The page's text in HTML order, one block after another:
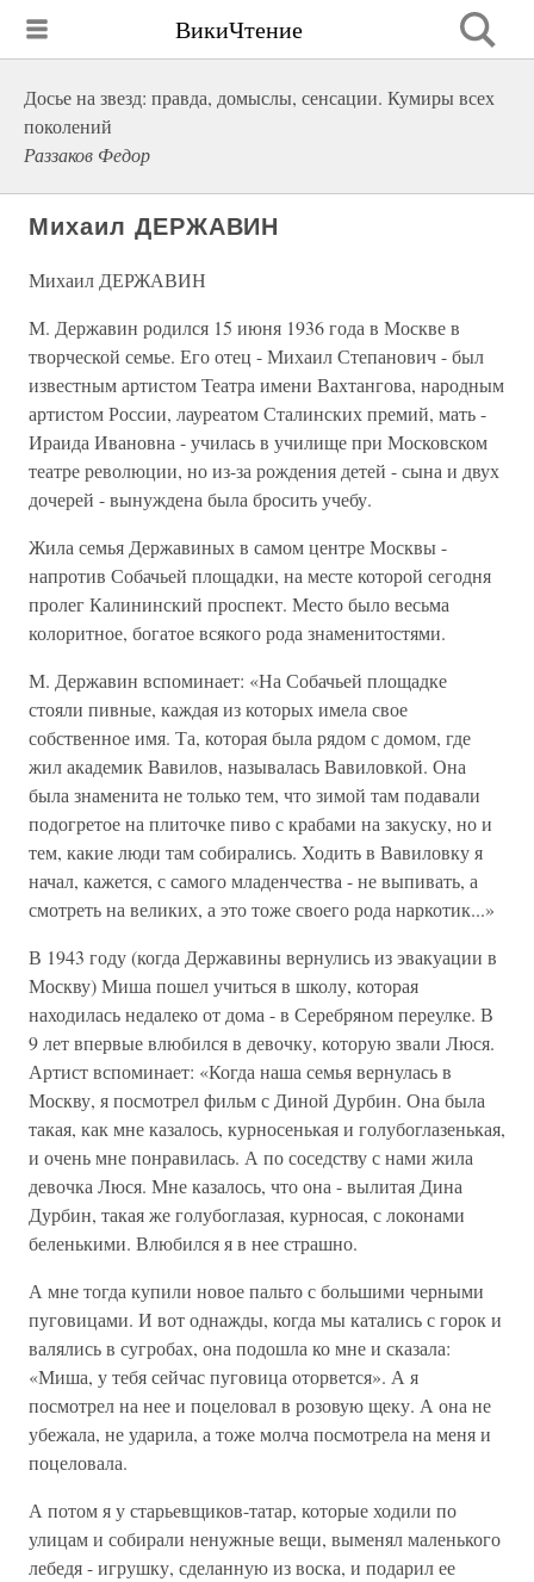
ВикиЧтение
Досье на звезд: правда, домыслы, сенсации. Кумиры всех
поколений
Раззаков Федор
Михаил ДЕРЖАВИН
Михаил ДЕРЖАВИН
М. Державин родился 15 июня 1936 года в Москве в
творческой семье. Его отец - Михаил Степанович - был
известным артистом Театра имени Вахтангова, народным
артистом России, лауреатом Сталинских премий, мать -
Ираида Ивановна - училась в училище при Московском
театре революции, но из-за рождения детей - сына и двух
дочерей - вынуждена была бросить учебу.
Жила семья Державиных в самом центре Москвы -
напротив Собачьей площадки, на месте которой сегодня
пролег Калининский проспект. Место было весьма
колоритное, богатое всякого рода знаменитостями.
М. Державин вспоминает: «На Собачьей площадке
стояли пивные, каждая из которых имела свое
собственное имя. Та, которая была рядом с домом, где
жил академик Вавилов, называлась Вавиловкой. Она
была знаменита не только тем, что зимой там подавали
подогретое на плиточке пиво с крабами на закуску, но и
тем, какие люди там собирались. Ходить в Вавиловку я
начал, кажется, с самого младенчества - не выпивать, а
смотреть на великих, а это тоже своего рода наркотик...»
В 1943 году (когда Державины вернулись из эвакуации в
Москву) Миша пошел учиться в школу, которая
находилась недалеко от дома - в Серебряном переулке. В
9 лет впервые влюбился в девочку, которую звали Люся.
Артист вспоминает: «Когда наша семья вернулась в
Москву, я посмотрел фильм с Диной Дурбин. Она была
такая, как мне казалось, курносенькая и голубоглазенькая,
и очень мне понравилась. А по соседству с нами жила
девочка Люся. Мне казалось, что она - вылитая Дина
Дурбин, такая же голубоглазая, курносая, с локонами
беленькими. Влюбился я в нее страшно.
А мне тогда купили новое пальто с большими черными
пуговицами. И вот однажды, когда мы катались с горок и
валялись в сугробах, она подошла ко мне и сказала:
«Миша, у тебя сейчас пуговица оторвется». А я
посмотрел на нее и поцеловал в розовую щеку. А она не
убежала, не ударила, а тоже молча посмотрела на меня и
поцеловала.
А потом я у старьевщиков-татар, которые ходили по
улицам и собирали ненужные вещи, выменял маленького
лебедя - игрушку, сделанную из воска, и подарил ее